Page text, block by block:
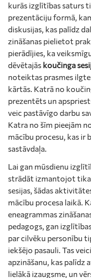
kurās izglītības saturs
prezentāciju formā,
diskusijas, kas palīdz
zināšanas pielietot
pierādījies, ka
dēvētajās koučinga
noteiktas prasmes
kārtās. Katrā no
prezentēts un
veic pastāvīgo darbu
Katra no šīm pieejām
mācību procesu, kas ir
sastāvdaļa.
Lai gan mūsdienu
strādāt izmantojot
sesijas, šādas
mācību procesa laikā.
eneagrammas
pedagogs, gan
par cilvēku personību
iekšējo pasauli. Tas
apzināšanu, kas palīdz
lielākā izaugsme, un